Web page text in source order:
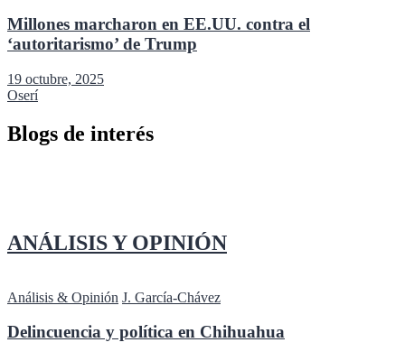
Millones marcharon en EE.UU. contra el
‘autoritarismo’ de Trump
19 octubre, 2025
Oserí
Blogs de interés
ANÁLISIS Y OPINIÓN
Análisis & Opinión J. García-Chávez
Delincuencia y política en Chihuahua